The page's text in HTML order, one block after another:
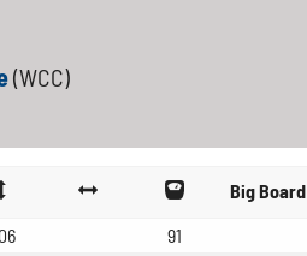
(WCC)
Big Board
91